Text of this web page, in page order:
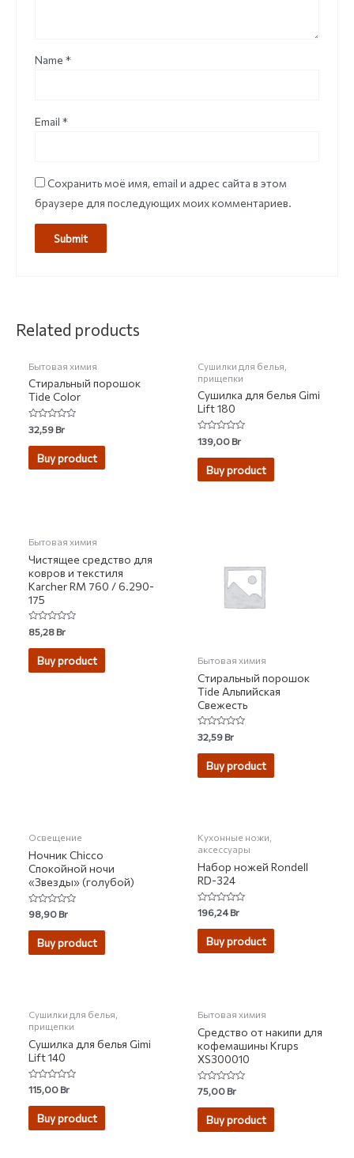
Name *
Email *
Сохранить моё имя, email и адрес сайта в этом
браузере для последующих моих комментариев.
Related products
Бытовая химия
Стиральный порошок
Tide Color
Rated
0
out
32,59Br
Buy product
Сушилки для белья,
прищепки
Сушилка для белья Gimi
Lift 180
Rated
0
out
139,00Br
Buy product
Бытовая химия
Чистящее средство для
ковров и текстиля
Karcher RM 760 / 6.290-
175
Rated
0
out
85,28Br
Buy product Бытовая химия
Стиральный порошок
Tide Альпийская
Свежесть
Rated
0
out
32,59Br
Buy product
Освещение
Ночник Chicco
Спокойной ночи
«Звезды» (голубой)
Rated
0
out
98,90Br
Buy product
Кухонные ножи,
аксессуары
Набор ножей Rondell
RD-324
Rated
0
out
196,24Br
Buy product
Сушилки для белья,
прищепки
Сушилка для белья Gimi
Lift 140
Rated
0
out
115,00Br
Buy product
Бытовая химия
Средство от накипи для
кофемашины Krups
XS300010
Rated
0
out
75,00Br
Buy product